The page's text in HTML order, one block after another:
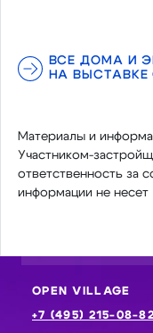
ВСЕ ДОМА И
НА ВЫСТАВКЕ
Материалы и
Участником-
ответственность за
информации не несет
OPEN VILLAGE
+7 (495) 215-08-82